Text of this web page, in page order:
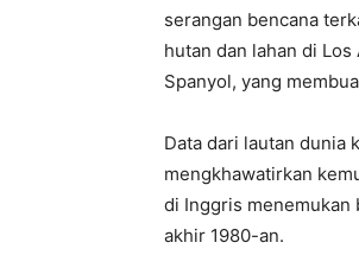
serangan bencana
hutan dan lahan di
Spanyol, yang
Data dari lautan dunia
mengkhawatirkan
di Inggris menemukan
akhir 1980-an.